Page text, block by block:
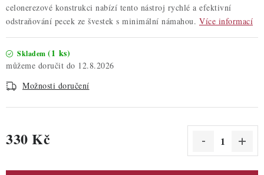
celonerezové konstrukci nabízí tento nástroj rychlé a efektivní
odstraňování pecek ze švestek s minimální námahou. Více informací
Skladem (1 ks)
12.8.2026
Možnosti doručení
330 Kč